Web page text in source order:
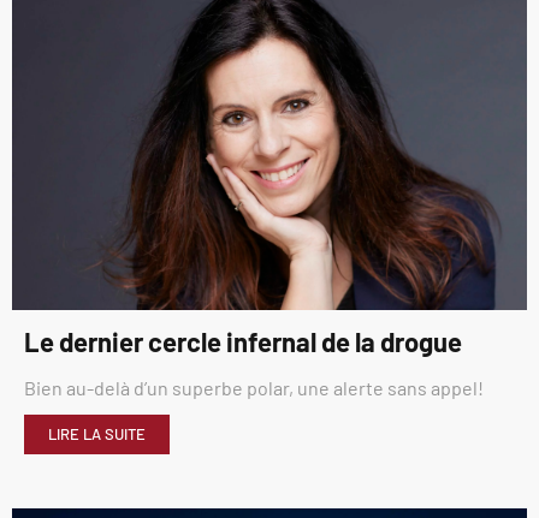
Le dernier cercle infernal de la drogue
Bien au-delà d’un superbe polar, une alerte sans appel!
LIRE LA SUITE